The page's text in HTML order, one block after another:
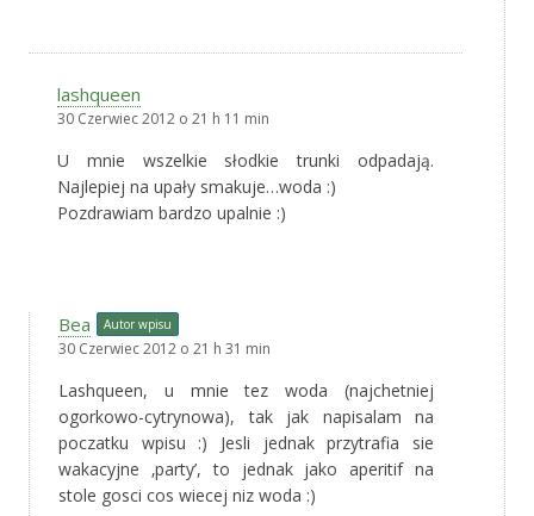
lashqueen
30 Czerwiec 2012 o 21 h 11 min
U mnie wszelkie słodkie trunki odpadają.
Najlepiej na upały smakuje…woda :)
Pozdrawiam bardzo upalnie :)
Bea Autor wpisu
30 Czerwiec 2012 o 21 h 31 min
Lashqueen, u mnie tez woda (najchetniej
ogorkowo-cytrynowa), tak jak napisalam na
poczatku wpisu :) Jesli jednak przytrafia sie
wakacyjne ‚party’, to jednak jako aperitif na
stole gosci cos wiecej niz woda :)